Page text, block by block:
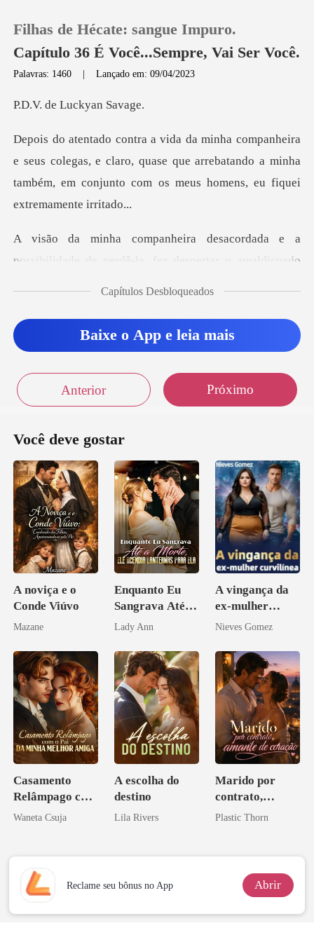
Loja
Histórico
Filhas de Hécate: sangue Impuro.
Capítulo 36 É Você...Sempre, Vai Ser Você.
Palavras: 1460 |Lançado em: 09/04/2023
e Luckya
colegas, e claro, quase que arrebatando a minha
também, em co
da e a
possibilidade de perdê-la, fez
ue conh
Capítulos Desbloqueados
Baixe o App e leia mais
Anterior Próximo
Você deve gostar
A noviça e o
Conde Viúvo
Mazane
Enquanto Eu
Sangrava Até a
Morte, Ele
Lanternas Para
Ela
Lady Ann
A vingança da
ex-mulher
curvilínea
Nieves Gomez
Casamento
Relâmpago com
o Pai da Minha
Waneta Csuja
A escolha do
destino
Lila Rivers
Marido por
contrato,
amante de
Plastic Thorn
Reclame seu bônus no App Abrir